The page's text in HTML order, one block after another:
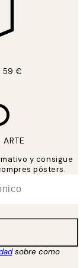
59 €
y consigue
pósters.
sobre como